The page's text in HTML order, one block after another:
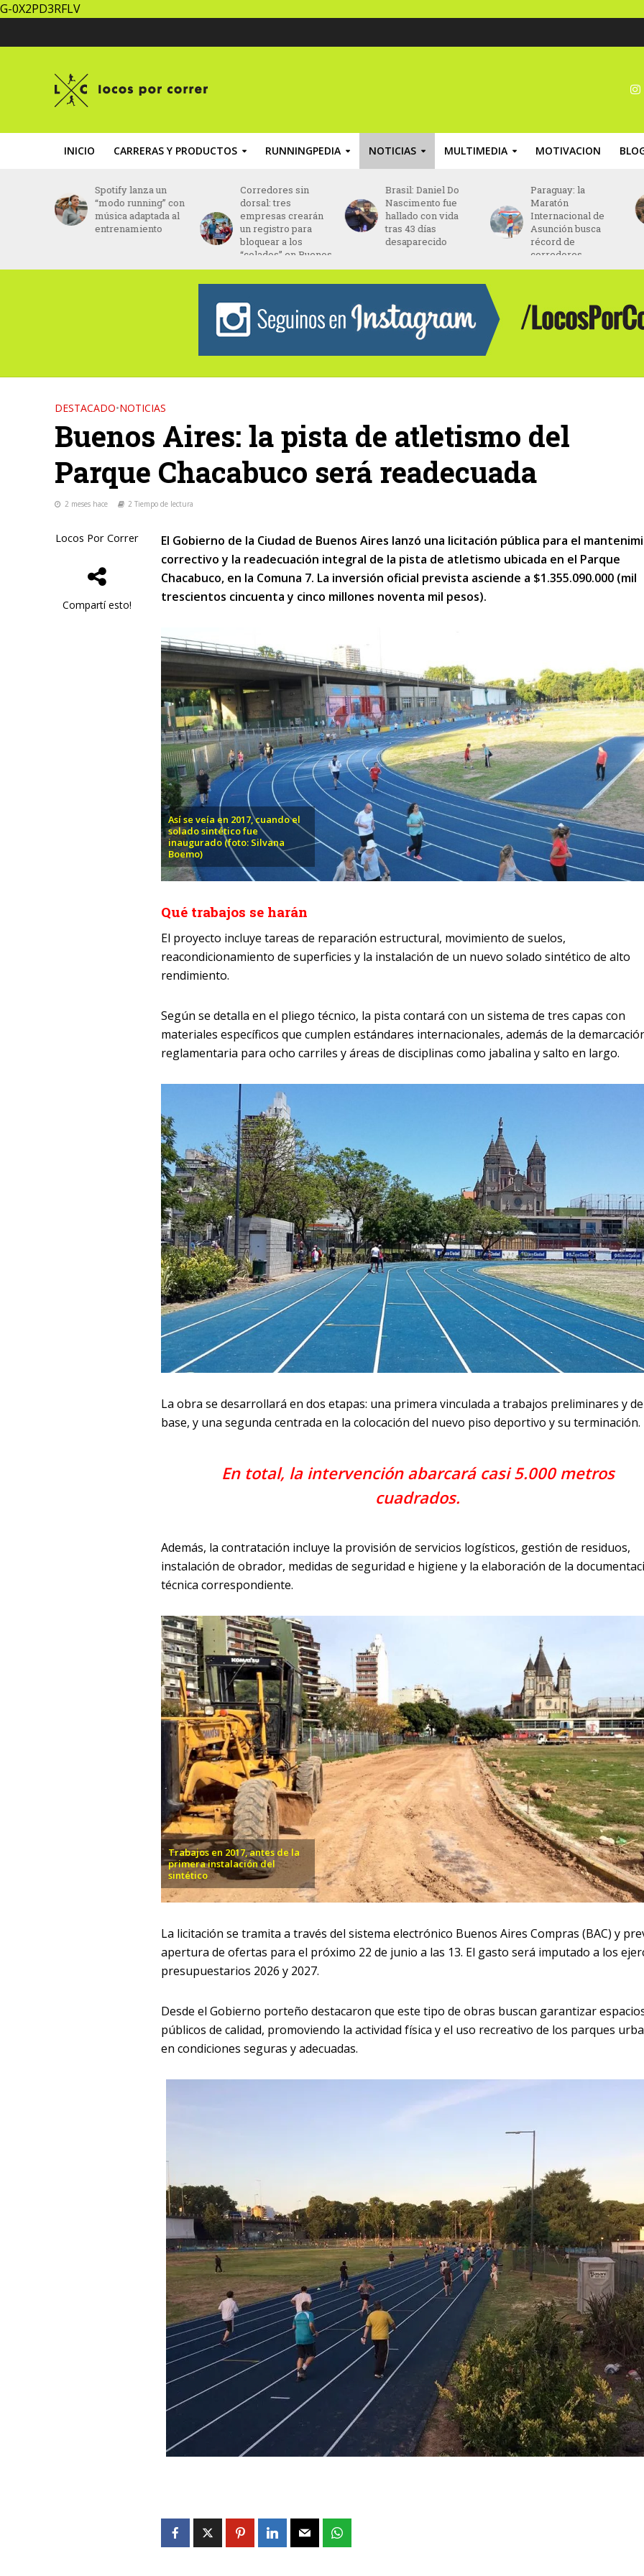
G-0X2PD3RFLV
INICIO CARRERAS Y PRODUCTOS RUNNINGPEDIA NOTICIAS MULTIMEDIA MOTIVACION
Corredores sin
dorsal: tres
empresas crearán
un registro para
Aires
Brasil: Daniel Do
Nascimento fue
hallado con vida
tras 43 días
desaparecido
Paraguay: la
Maratón
Internacional de
Asunción busca
récord de
Chile: la Fedachi
Marathon finalizará
en el Estadio
Nacional de Chile
DESTACADO•NOTICIAS
Buenos Aires: la pista de atletismo del
Parque Chacabuco será readecuada
2 meses hace 2 Tiempo de lectura
Locos Por Correr
Compartí esto!
El Gobierno de la Ciudad de Buenos Aires lanzó una licitación pública para el
correctivo y la readecuación integral de la pista de atletismo ubicada en el Parque
Chacabuco, en la Comuna 7. La inversión oficial prevista asciende a $1.355.090.000 (mil
trescientos cincuenta y cinco millones noventa mil pesos).
Así se veía en 2017, cuando el
solado sintético fue
inaugurado (foto: Silvana
Boemo)
Qué trabajos se harán
El proyecto incluye tareas de reparación estructural, movimiento de suelos,
reacondicionamiento de superficies y la instalación de un nuevo solado sintético de alto
rendimiento.
Según se detalla en el pliego técnico, la pista contará con un sistema de tres capas con
materiales específicos que cumplen estándares internacionales, además de la
reglamentaria para ocho carriles y áreas de disciplinas como jabalina y salto en largo.
La obra se desarrollará en dos etapas: una primera vinculada a trabajos preliminares y de
base, y una segunda centrada en la colocación del nuevo piso deportivo y su terminación.
En total, la intervención abarcará casi 5.000 metros
cuadrados.
Además, la contratación incluye la provisión de servicios logísticos, gestión de residuos,
instalación de obrador, medidas de seguridad e higiene y la elaboración de la
técnica correspondiente.
Trabajos en 2017, antes de la
primera instalación del
sintético
La licitación se tramita a través del sistema electrónico Buenos Aires Compras (BAC) y
apertura de ofertas para el próximo 22 de junio a las 13. El gasto será imputado a los
presupuestarios 2026 y 2027.
Desde el Gobierno porteño destacaron que este tipo de obras buscan garantizar
públicos de calidad, promoviendo la actividad física y el uso recreativo de los parques
en condiciones seguras y adecuadas.